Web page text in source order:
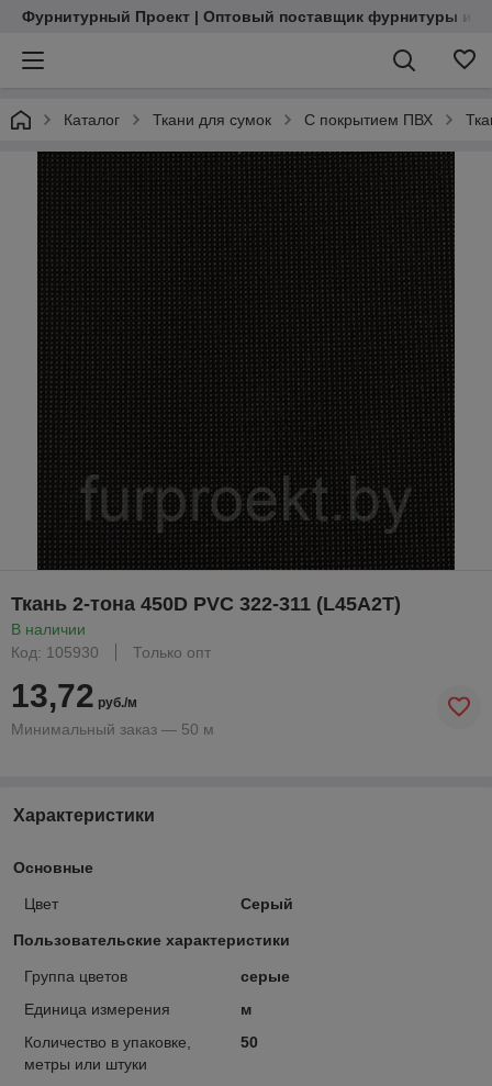
Фурнитурный Проект | Оптовый поставщик фурнитуры и
Каталог Ткани для сумок С покрытием ПВХ
Ткань 2-тона 450D PVC 322-311 (L45A2T)
В наличии
Код: 105930
Только опт
13,72 руб./м
Минимальный заказ — 50 м
Характеристики
Основные
Цвет Серый
Пользовательские характеристики
Группа цветов
серые
Единица измерения
м
Количество в упаковке,
метры или штуки
50